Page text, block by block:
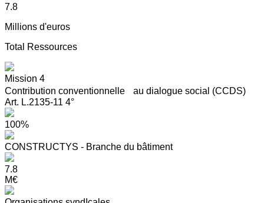
7.8
Millions d'euros
Total Ressources
Mission 4
Contribution conventionnelle au dialogue social (CCDS)
Art. L.2135-11 4°
100%
CONSTRUCTYS - Branche du bâtiment
7.8
M€